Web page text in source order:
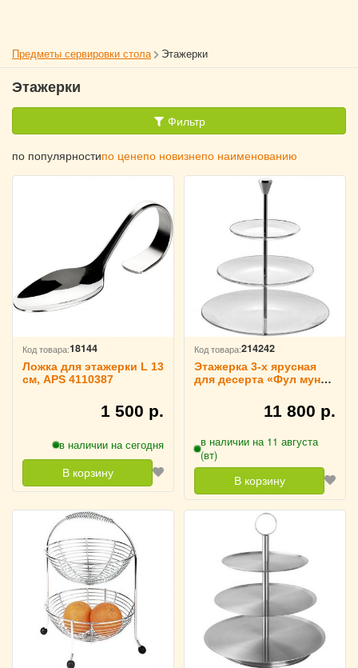
Предметы сервировки стола Этажерки
Этажерки
Фильтр
по популярностипо ценепо новизнепо наименованию
Код товара:18144
Ложка для этажерки L 13
см, APS 4110387
1 500 р.
в наличии на сегодня
В корзину
Код товара:214242
Этажерка 3-х ярусная
для десерта «Фул мун»
11 800 р.
в наличии на 11 августа
(вт)
В корзину